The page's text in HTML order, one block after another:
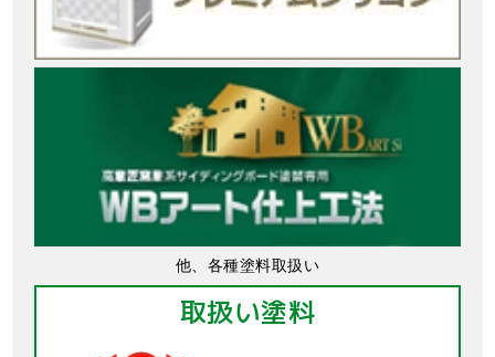
他、各種塗料取扱い
取扱い塗料